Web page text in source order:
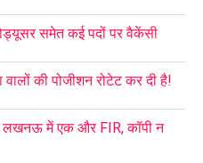
समेत कई पदों पर वैकेंसी
की पोजीशन रोटेट कर दी है!
लखनऊ में एक और FIR, कॉपी न